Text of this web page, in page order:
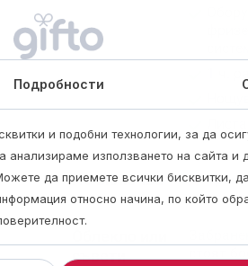
1 ч.
Не включва
съвети
стоят
Подробности
и подобни технологии, за да
използването на сайта и
да приемете всички бисквитки,
относно начина, по който